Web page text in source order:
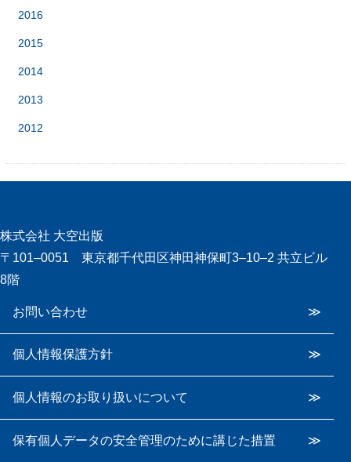
2016
2015
2014
2013
2012
株式会社 大空出版
〒101‒0051 東京都千代田区神田神保町3‒10‒2 共立ビル
8階
お問い合わせ
個人情報保護方針
個人情報のお取り扱いについて
保有個人データの安全管理のために講じた措置